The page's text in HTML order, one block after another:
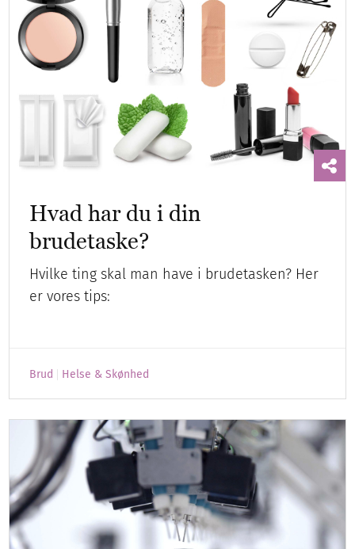
Hvad har du i din
brudetaske?
Hvilke ting skal man have i brudetasken? Her
er vores tips:
Brud Helse & Skønhed